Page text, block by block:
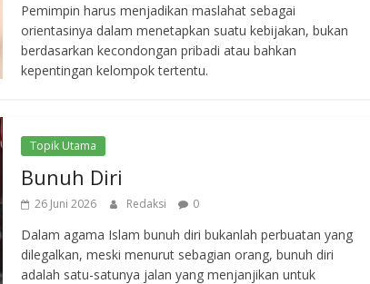
Pemimpin harus menjadikan maslahat sebagai
orientasinya dalam menetapkan suatu kebijakan, bukan
berdasarkan kecondongan pribadi atau bahkan
kepentingan kelompok tertentu.
Topik Utama
Bunuh Diri
26 Juni 2026 Redaksi 0
Dalam agama Islam bunuh diri bukanlah perbuatan yang
dilegalkan, meski menurut sebagian orang, bunuh diri
adalah satu-satunya jalan yang menjanjikan untuk